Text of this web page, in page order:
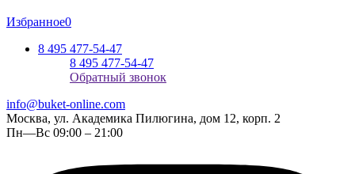
Избранное0
8 495 477-54-47
8 495 477-54-47
Обратный звонок
info@buket-online.com
Москва, ул. Академика Пилюгина, дом 12, корп. 2
Пн—Вс 09:00 – 21:00